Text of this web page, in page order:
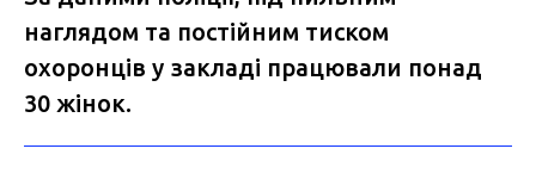
наглядом та постійним тиском
охоронців у закладі працювали понад
30 жінок.